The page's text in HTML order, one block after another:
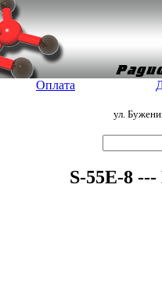
Оплата
ул.
S-55E-8